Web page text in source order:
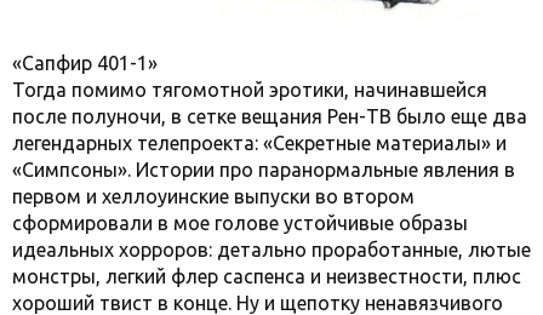
«Сапфир 401-1»
Тогда помимо тягомотной эротики, начинавшейся
после полуночи, в сетке вещания Рен-ТВ было еще два
легендарных телепроекта: «Секретные материалы» и
«Симпсоны». Истории про паранормальные явления в
первом и хеллоуинские выпуски во втором
сформировали в мое голове устойчивые образы
идеальных хорроров: детально проработанные, лютые
монстры, легкий флер саспенса и неизвестности, плюс
хороший твист в конце. Ну и щепотку ненавязчивого